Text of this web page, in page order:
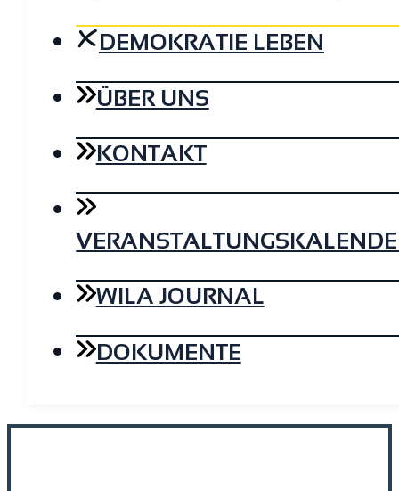
DEMOKRATIE LEBEN
ÜBER UNS
KONTAKT
WILA JOURNAL
DOKUMENTE